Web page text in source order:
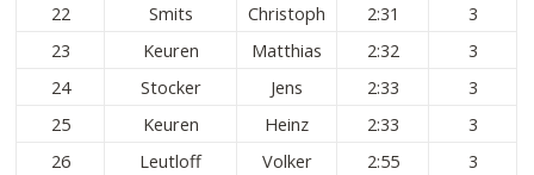
22
Smits Christoph 2:31
3
23
Keuren Matthias 2:32
3
24
Stocker Jens 2:33
3
25
Keuren Heinz 2:33
3
26
Leutloff Volker 2:55
3